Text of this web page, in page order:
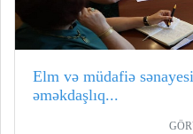
Elm və müdafiə
əməkdaşlıq...